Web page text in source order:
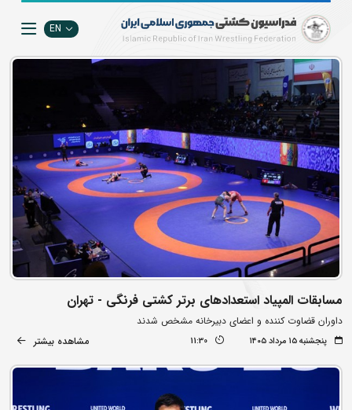
EN
مسابقات المپیاد استعدادهای برتر کشتی فرنگی - تهران
داوران قضاوت کننده و اعضای دبیرخانه مشخص شدند
پنجشنبه ۱۵ مرداد ۱۴۰۵ 11:30 مشاهده بیشتر